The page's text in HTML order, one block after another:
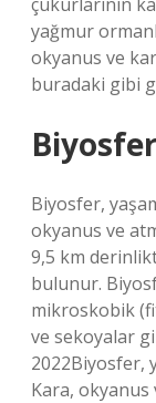
yağmur
okyanus ve
buradaki gibi
Biyosfer,
okyanus ve
9,5 km
bulunur.
mikroskobik
ve sekoyalar
2022Biyosfer,
Kara, okyanus